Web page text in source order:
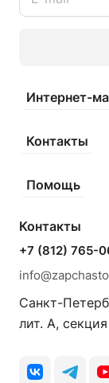
Интернет-
Контакты
Помощь
Контакты
+7 (812) 765-
Санкт-
лит. А,